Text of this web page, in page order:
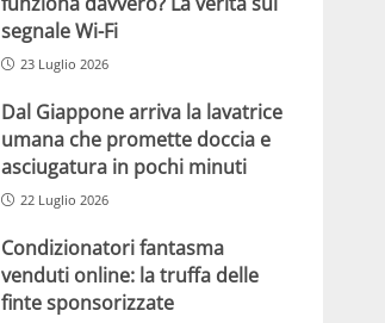
segnale Wi-Fi
23 Luglio 2026
Dal Giappone arriva la lavatrice
umana che promette doccia e
asciugatura in pochi minuti
22 Luglio 2026
Condizionatori fantasma
venduti online: la truffa delle
finte sponsorizzate